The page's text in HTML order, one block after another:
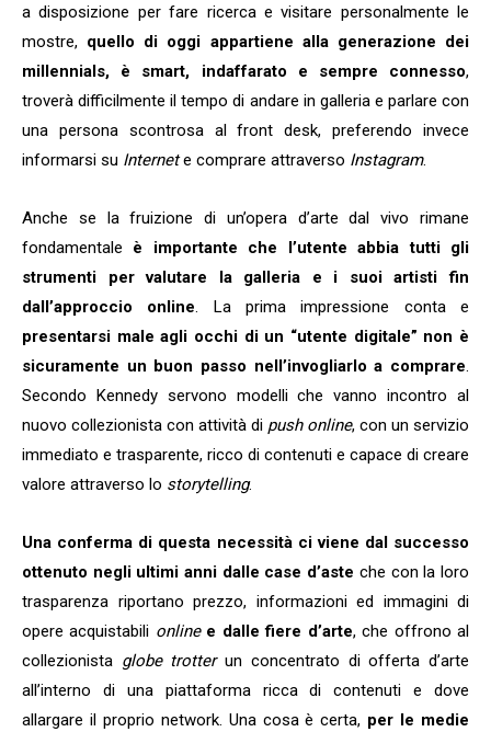
a disposizione per fare ricerca e visitare personalmente le
mostre, quello di oggi appartiene alla generazione dei
millennials, è smart, indaffarato e sempre connesso,
troverà difficilmente il tempo di andare in galleria e parlare con
una persona scontrosa al front desk, preferendo invece
informarsi su Internete comprare attraverso Instagram.
Anche se la fruizione di un’opera d’arte dal vivo rimane
fondamentale è importante che l’utente abbia tutti gli
strumenti per valutare la galleria e i suoi artisti fin
dall’approccio online . La prima impressione conta e
presentarsi male agli occhi di un “utente digitale” non è
sicuramente un buon passo nell’invogliarlo a comprare
Secondo Kennedy servono modelli che vanno incontro al
nuovo collezionista con attività di push online, con un servizio
immediato e trasparente, ricco di contenuti e capace di creare
valore attraverso lo storytelling.
Una conferma di questa necessità ci viene dal successo
ottenuto negli ultimi anni dalle case d’aste che con la loro
trasparenza riportano prezzo, informazioni ed immagini di
opere acquistabili onlinee dalle fiere d’arte, che offrono al
collezionista globe trotterun concentrato di offerta d’arte
all’interno di una piattaforma ricca di contenuti e dove
allargare il proprio network. Una cosa è certa, per le medie